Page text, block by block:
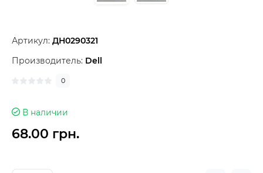
Артикул: ДН0290321
Производитель: Dell
0
В наличии
68.00 грн.